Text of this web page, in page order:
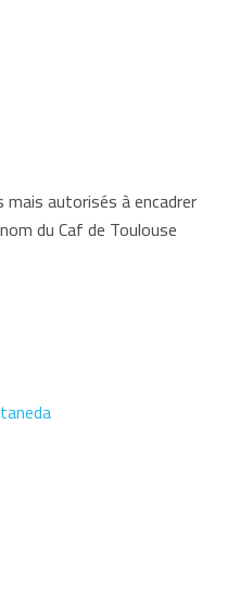
autorisés à encadrer
du Caf de Toulouse